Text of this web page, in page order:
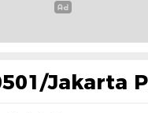
Jakarta